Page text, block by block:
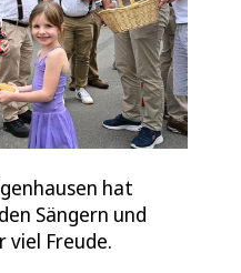
hat
Sängern und
viel Freude.